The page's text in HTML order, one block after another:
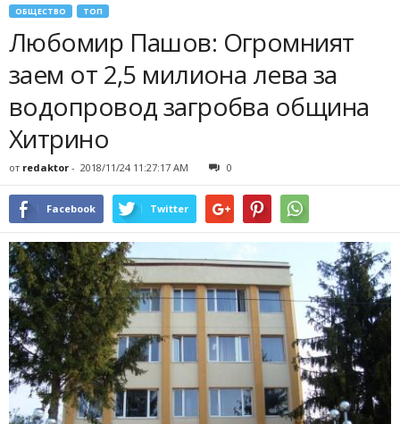
ОБЩЕСТВО ТОП
Любомир Пашов: Огромният
заем от 2,5 милиона лева за
водопровод загробва община
Хитрино
от redaktor - 2018/11/24 11:27:17 AM 0
Facebook Twitter